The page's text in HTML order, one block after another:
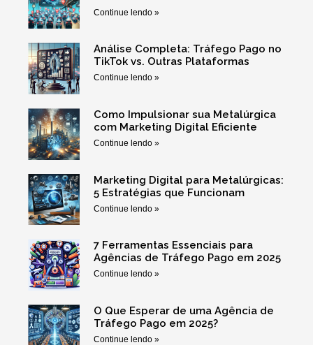
Continue lendo »
Análise Completa: Tráfego Pago no
TikTok vs. Outras Plataformas
Continue lendo »
Como Impulsionar sua Metalúrgica
com Marketing Digital Eficiente
Continue lendo »
Marketing Digital para Metalúrgicas:
5 Estratégias que Funcionam
Continue lendo »
7 Ferramentas Essenciais para
Agências de Tráfego Pago em 2025
Continue lendo »
O Que Esperar de uma Agência de
Tráfego Pago em 2025?
Continue lendo »